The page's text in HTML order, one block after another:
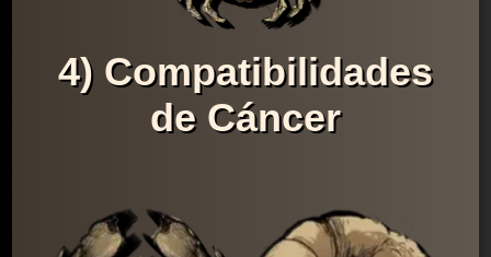
4) Compatibilidades
de Cáncer